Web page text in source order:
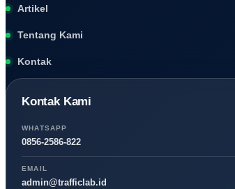
Artikel
Tentang Kami
Kontak
Kontak Kami
WHATSAPP
0856-2586-822
EMAIL
admin@trafficlab.id